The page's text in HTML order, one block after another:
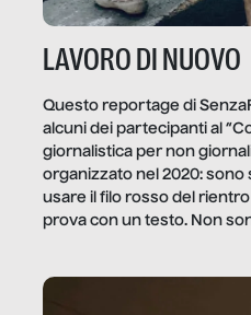
LAVORO DI NUOVO
Questo reportage di
alcuni dei partecipanti al
giornalistica per non
organizzato nel 2020: sono
usare il filo rosso del
prova con un testo. Non